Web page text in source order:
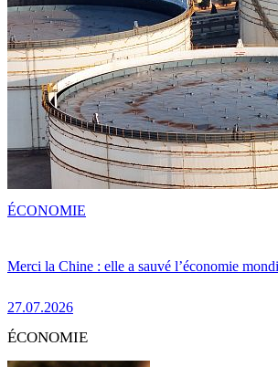
Merci la Chine : elle a sauvé l’économie
27.07.2026
ÉCONOMIE
ÉCONOMIE